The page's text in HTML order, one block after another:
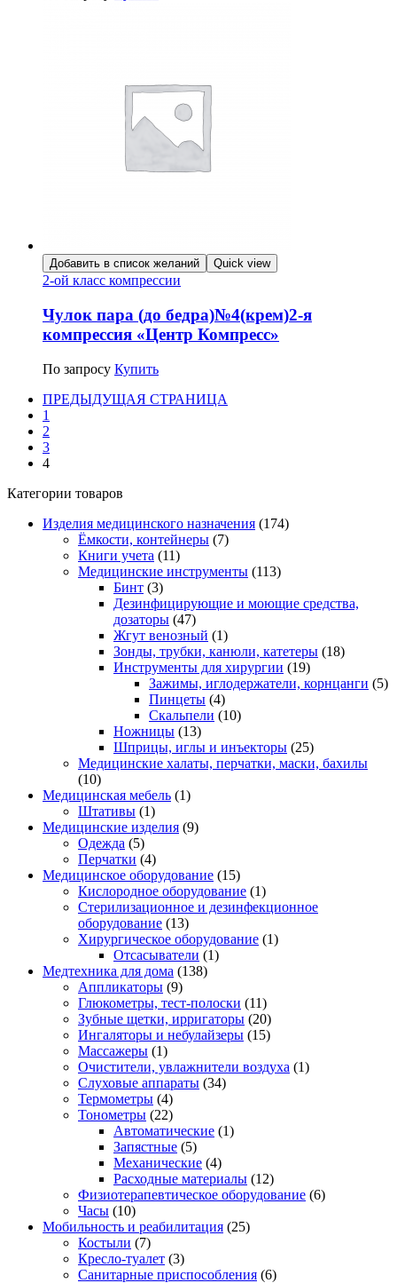
Добавить в список желаний Quick view
2-ой класс компрессии
Чулок пара (до бедра)№4(крем)2-я
компрессия «Центр Компресс»
По запросу Купить
ПРЕДЫДУЩАЯ СТРАНИЦА
1
2
3
4
Категории товаров
Изделия медицинского назначения (174)
Ёмкости, контейнеры (7)
Книги учета (11)
Медицинские инструменты (113)
Бинт (3)
Дезинфицирующие и моющие средства,
дозаторы (47)
Жгут венозный (1)
Зонды, трубки, канюли, катетеры (18)
Инструменты для хирургии (19)
Зажимы, иглодержатели, корнцанги (5)
Пинцеты (4)
Скальпели (10)
Ножницы (13)
Шприцы, иглы и инъекторы (25)
Медицинские халаты, перчатки, маски, бахилы
(10)
Медицинская мебель (1)
Штативы (1)
Медицинские изделия (9)
Одежда (5)
Перчатки (4)
Медицинское оборудование (15)
Кислородное оборудование (1)
Стерилизационное и дезинфекционное
оборудование (13)
Хирургическое оборудование (1)
Отсасыватели (1)
Медтехника для дома (138)
Аппликаторы (9)
Глюкометры, тест-полоски (11)
Зубные щетки, ирригаторы (20)
Ингаляторы и небулайзеры (15)
Массажеры (1)
Очистители, увлажнители воздуха (1)
Слуховые аппараты (34)
Термометры (4)
Тонометры (22)
Автоматические (1)
Запястные (5)
Механические (4)
Расходные материалы (12)
Физиотерапевтическое оборудование (6)
Часы (10)
Мобильность и реабилитация (25)
Костыли (7)
Кресло-туалет (3)
Санитарные приспособления (6)